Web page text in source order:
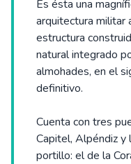
Es ésta una
arquitectura militar
estructura
natural integrado
almohades, en el
definitivo.
Cuenta con tres
Capitel, Alpéndiz y
portillo: el de la